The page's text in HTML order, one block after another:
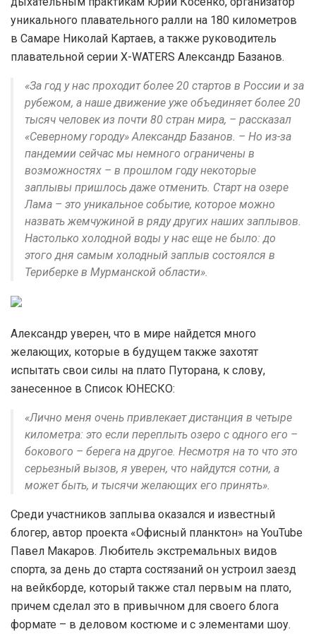
уникального плавательного ралли на 180 километров
в Самаре Николай Картаев, а также руководитель
плавательной серии X-WATERS Александр Базанов.
«За год у нас проходит более 20 стартов в России и за
рубежом, а наше движение уже объединяет более 20
тысяч человек из почти 80 стран мира, – рассказал
«Северному городу» Александр Базанов. – Но из-за
пандемии сейчас мы немного ограничены в
возможностях – в прошлом году некоторые
заплывы пришлось даже отменить. Старт на озере
Лама – это уникальное событие, которое можно
назвать жемчужиной в ряду других наших заплывов.
Настолько холодной воды у нас еще не было: до
этого дня самым холодный заплыв состоялся в
Териберке в Мурманской области».
Александр уверен, что в мире найдется много
желающих, которые в будущем также захотят
испытать свои силы на плато Путорана, к слову,
занесенное в Список ЮНЕСКО:
«Лично меня очень привлекает дистанция в четыре
километра: это если переплыть озеро с одного его –
бокового – берега на другое. Несмотря на то что это
серьезный вызов, я уверен, что найдутся сотни, а
может быть, и тысячи желающих его принять».
Среди участников заплыва оказался и известный
блогер, автор проекта «Офисный планктон» на YouTube
Павел Макаров. Любитель экстремальных видов
спорта, за день до старта состязаний он устроил заезд
на вейкборде, который также стал первым на плато,
причем сделал это в привычном для своего блога
формате – в деловом костюме и с элементами шоу.